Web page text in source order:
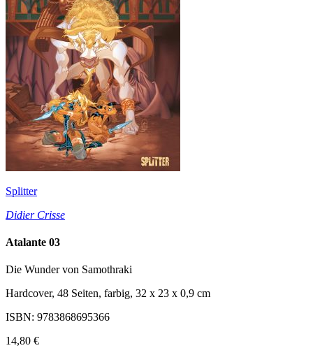
Splitter
Didier Crisse
Atalante 03
Die Wunder von Samothraki
Hardcover, 48 Seiten, farbig, 32 x 23 x 0,9 cm
ISBN: 9783868695366
14,80 €